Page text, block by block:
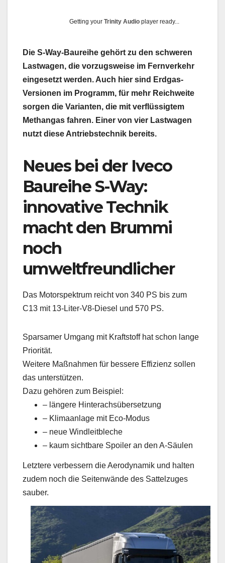
Getting yourTrinity Audio player ready...
Die S-Way-Baureihe gehört zu den schweren
Lastwagen, die vorzugsweise im Fernverkehr
eingesetzt werden. Auch hier sind Erdgas-
Versionen im Programm, für mehr Reichweite
sorgen die Varianten, die mit verflüssigtem
Methangas fahren. Einer von vier Lastwagen
nutzt diese Antriebstechnik bereits.
Neues bei der Iveco
Baureihe S-Way:
innovative Technik
macht den Brummi
noch
umweltfreundlicher
Das Motorspektrum reicht von 340 PS bis zum
C13 mit 13-Liter-V8-Diesel und 570 PS.
Sparsamer Umgang mit Kraftstoff hat schon lange
Priorität.
Weitere Maßnahmen für bessere Effizienz sollen
das unterstützen.
Dazu gehören zum Beispiel:
– längere Hinterachsübersetzung
– Klimaanlage mit Eco-Modus
– neue Windleitbleche
– kaum sichtbare Spoiler an den A-Säulen
Letztere verbessern die Aerodynamik und halten
zudem noch die Seitenwände des Sattelzuges
sauber.